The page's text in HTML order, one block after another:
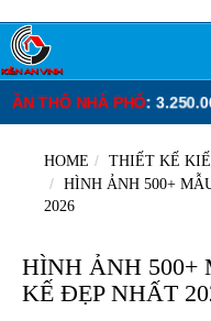
– 3.400.000 VNĐ/M2.ĐƠN
HOME
THIẾT KẾ
HÌNH ẢNH 500+
2026
HÌNH ẢNH 500+
KẾ ĐẸP NHẤT